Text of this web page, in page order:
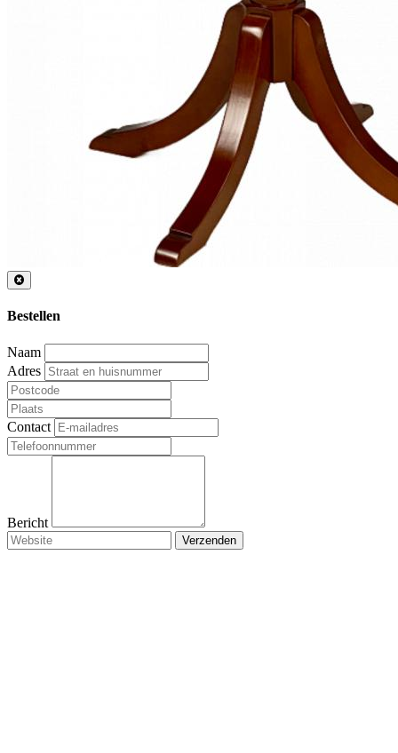
Bestellen
Naam
Adres
Contact
Bericht
Verzenden